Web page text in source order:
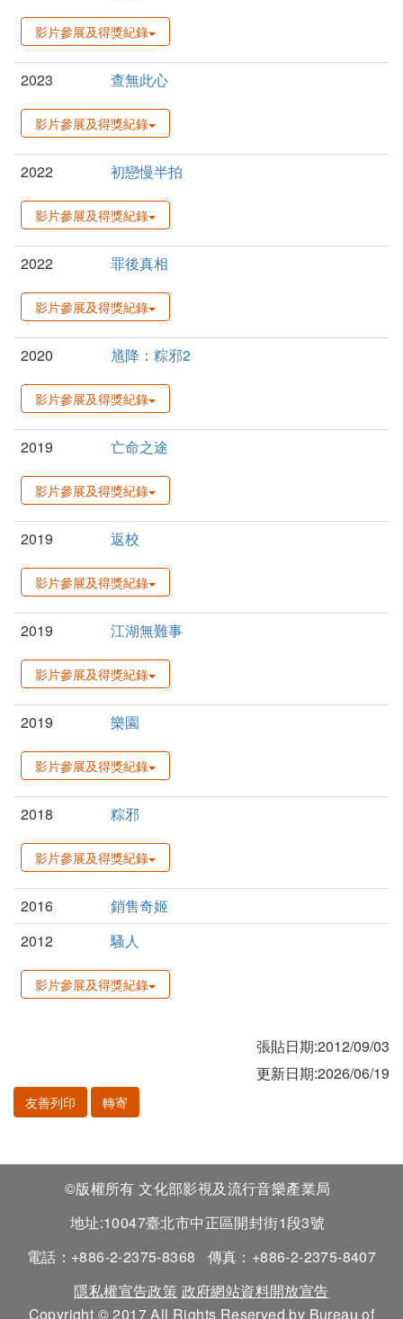
影片參展及得獎紀錄
2023 查無此心
影片參展及得獎紀錄
2022 初戀慢半拍
影片參展及得獎紀錄
2022 罪後真相
影片參展及得獎紀錄
2020 馗降：粽邪2
影片參展及得獎紀錄
2019 亡命之途
影片參展及得獎紀錄
2019 返校
影片參展及得獎紀錄
2019 江湖無難事
影片參展及得獎紀錄
2019 樂園
影片參展及得獎紀錄
2018 粽邪
影片參展及得獎紀錄
2016
銷售奇姬
2012
騷人
影片參展及得獎紀錄
張貼日期:2012/09/03
更新日期:2026/06/19
友善列印 轉寄
©版權所有 文化部影視及流行音樂產業局
地址:10047臺北市中正區開封街1段3號
電話：+886-2-2375-8368
傳真：+886-2-2375-8407
隱私權宣告政策 政府網站資料開放宣告
Copyright © 2017 All Rights Reserved by Bureau of